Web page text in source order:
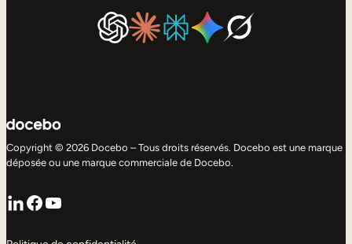
Copyright © 2026 Docebo – Tous droits réservés. Docebo est une marque
déposée ou une marque commerciale de Docebo.
LinkedIn
Facebook
YouTube